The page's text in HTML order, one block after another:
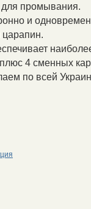
промывания.
и
4 сменных
по всей